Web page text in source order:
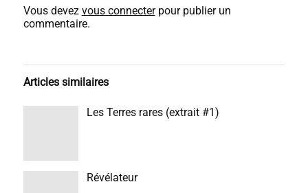
Vous devez vous connecterpour publier un
commentaire.
Articles similaires
Les Terres rares (extrait #1)
Révélateur